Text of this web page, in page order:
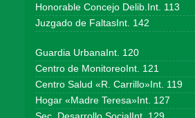
Honorable Concejo Delib.Int. 113
Juzgado de FaltasInt. 142
Guardia UrbanaInt. 120
Centro de MonitoreoInt. 121
Centro Salud «R. Carrillo»Int. 119
Hogar «Madre Teresa»Int. 127